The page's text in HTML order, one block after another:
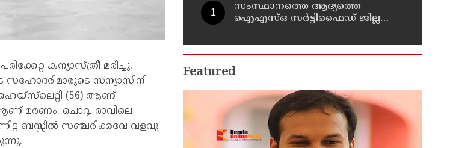
കന്യാസ്ത്രീ മരിച്ചു.
സന്യാസിനി
(56) ആണ്
മരണം. ചൊവ്വ രാവിലെ
ബസ്സിൽ സഞ്ചരിക്കവേ വളവു
സംസ്ഥാനത്തെ ആദ്യത്തെ
ഐഎസ്ഒ സർട്ടിഫൈഡ് ജില്ല
പത്തനംതിട്ടയിൽ
Featured